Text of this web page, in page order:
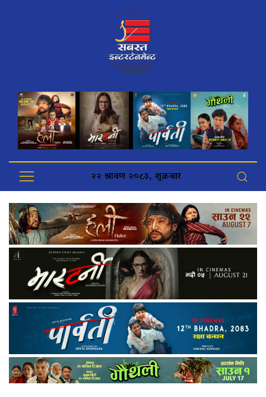
२२ श्रावण २०८३, शुक्रबार